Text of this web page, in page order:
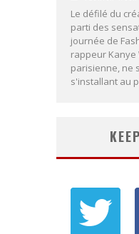
Le défilé du
parti des
journée de
rappeur Kanye
parisienne, ne
s'installant au